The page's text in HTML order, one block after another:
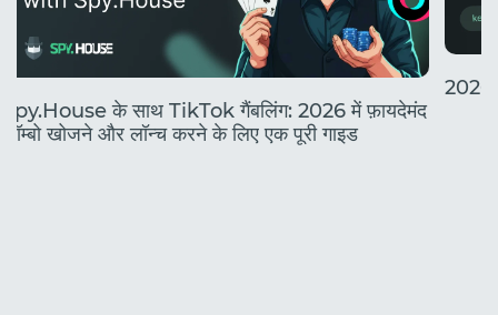
Spy.House के साथ TikTok गैंबलिंग: 2026 में फ़ायदेमंद
कॉम्बो खोजने और लॉन्च करने के लिए एक पूरी गाइड
2026